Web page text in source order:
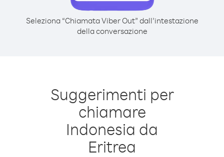
Seleziona “Chiamata Viber Out” dall’intestazione
della conversazione
Suggerimenti per
chiamare
Indonesia da
Eritrea